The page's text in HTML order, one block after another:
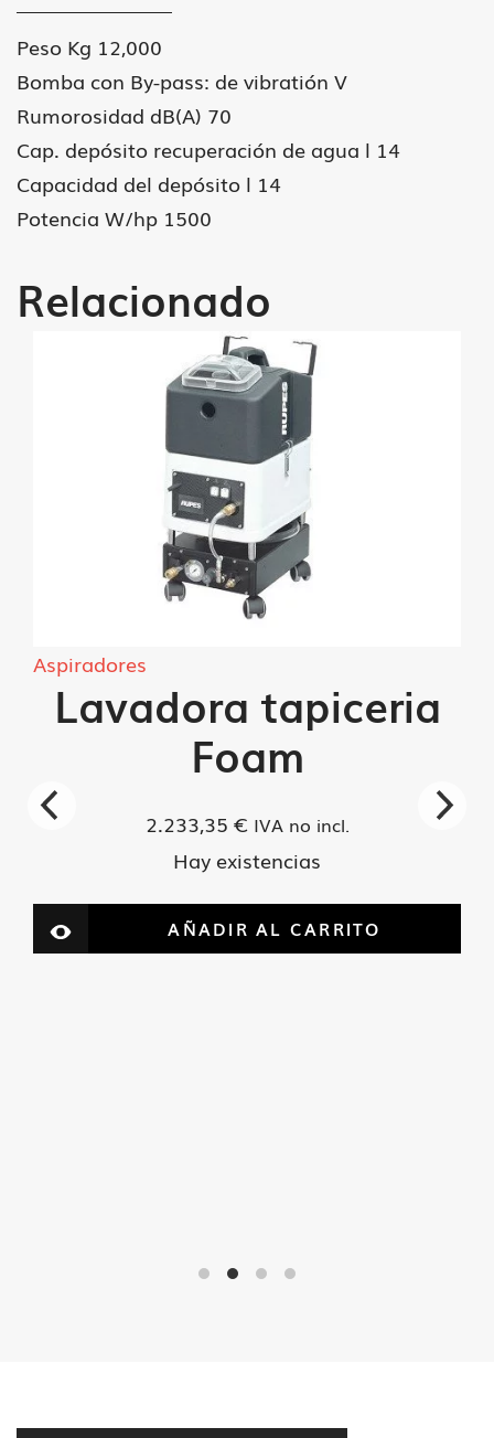
Peso Kg 12,000
Bomba con By-pass: de vibratión V
Rumorosidad dB(A) 70
Cap. depósito recuperación de agua l 14
Capacidad del depósito l 14
Potencia W/hp 1500
Relacionado
Aspiradores
Lavadora tapiceria
Foam
2.233,35 € IVA no incl.
Hay existencias
AÑADIR AL CARRITO